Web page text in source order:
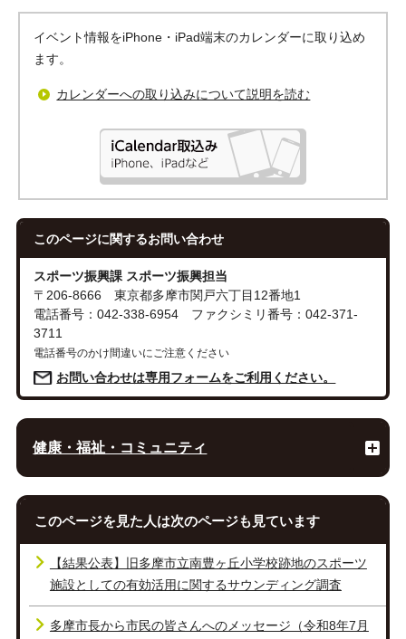
イベント情報をiPhone・iPad端末のカレンダーに取り込め
ます。
カレンダーへの取り込みについて説明を読む
このページに関するお問い合わせ
スポーツ振興課 スポーツ振興担当
〒206-8666 東京都多摩市関戸六丁目12番地1
電話番号：042-338-6954 ファクシミリ番号：042-371-
3711
電話番号のかけ間違いにご注意ください
お問い合わせは専用フォームをご利用ください。
健康・福祉・コミュニティ
このページを見た人は次のページも見ています
【結果公表】旧多摩市立南豊ヶ丘小学校跡地のスポーツ
施設としての有効活用に関するサウンディング調査
多摩市長から市民の皆さんへのメッセージ（令和8年7月